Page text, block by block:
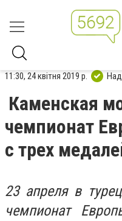
11:30, 24 квітня 2019 р.
Каменская
чемпионат
с трех
23 апреля в
чемпионат